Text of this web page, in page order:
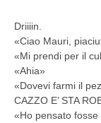
Driiiin.
«Ciao Mauri,
«Mi prendi per il
«Ahia»
«Dovevi farmi il
CAZZO E’ STA
«Ho pensato